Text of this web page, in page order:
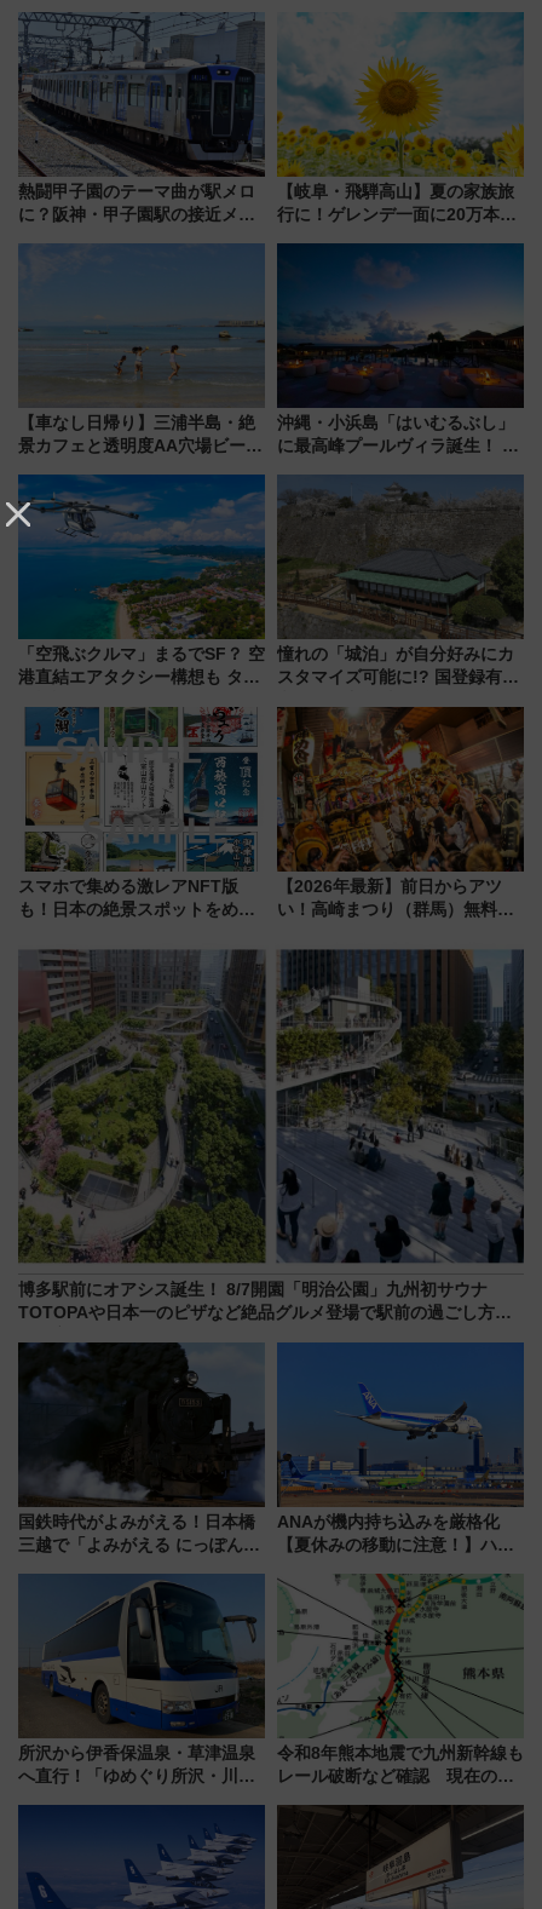
熱闘甲子園のテーマ曲が駅メロ
に？阪神・甲子園駅の接近メロ
谷実アレンジの特別仕様へ、8月
【岐阜・飛騨高山】夏の家族旅
行に！ゲレンデ一面に20万本の
アひまわり園」開園
【車なし日帰り】三浦半島・絶
景カフェと透明度AA穴場ビーチ
用してストレスフリー旅へ行こ
う！
沖縄・小浜島「はいむるぶし」
に最高峰プールヴィラ誕生！ 石
美旅「何もしない贅沢」を体験
してみない？
「空飛ぶクルマ」まるでSF？ 空
港直結エアタクシー構想も タイ
憧れの「城泊」が自分好みにカ
スタマイズ可能に!? 国登録有形
にオーダーメイド型の宿泊プラ
ンが誕生！
スマホで集める激レアNFT版
も！日本の絶景スポットをめぐ
ん)」企画がスタート
【2026年最新】前日からアツ
い！高崎まつり（群馬）無料観
しまで
博多駅前にオアシス誕生！ 8/7開園「明治公園」九州初サウナ
TOTOPAや日本一のピザなど絶品グルメ登場で駅前の過ごし方は
国鉄時代がよみがえる！日本橋
三越で「よみがえる にっぽんの
敬の名作写真も、駅弁フェスも
同時開催！
ANAが機内持ち込みを厳格化
【夏休みの移動に注意！】ハン
「身の回り品」新サイズ制限
(40×30×20cm)おさらい
所沢から伊香保温泉・草津温泉
へ直行！「ゆめぐり所沢・川越
令和8年熊本地震で九州新幹線も
レール破断など確認 現在の運